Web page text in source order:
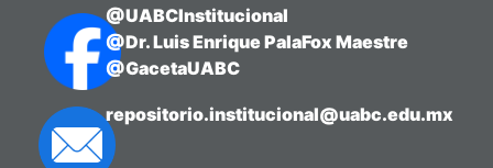
@UABCInstitucional
@Dr. Luis Enrique PalaFox Maestre
@GacetaUABC
repositorio.institucional@uabc.edu.mx